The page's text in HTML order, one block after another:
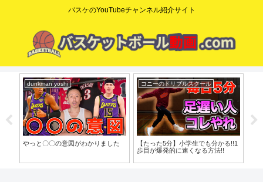
バスケのYouTubeチャンネル紹介サイト
dunkman yoshi
やっと〇〇の意図がわかりました
コニーのドリブルスクール
【たった5分】小学生でも分かる!!1
歩目が爆発的に速くなる方法!!